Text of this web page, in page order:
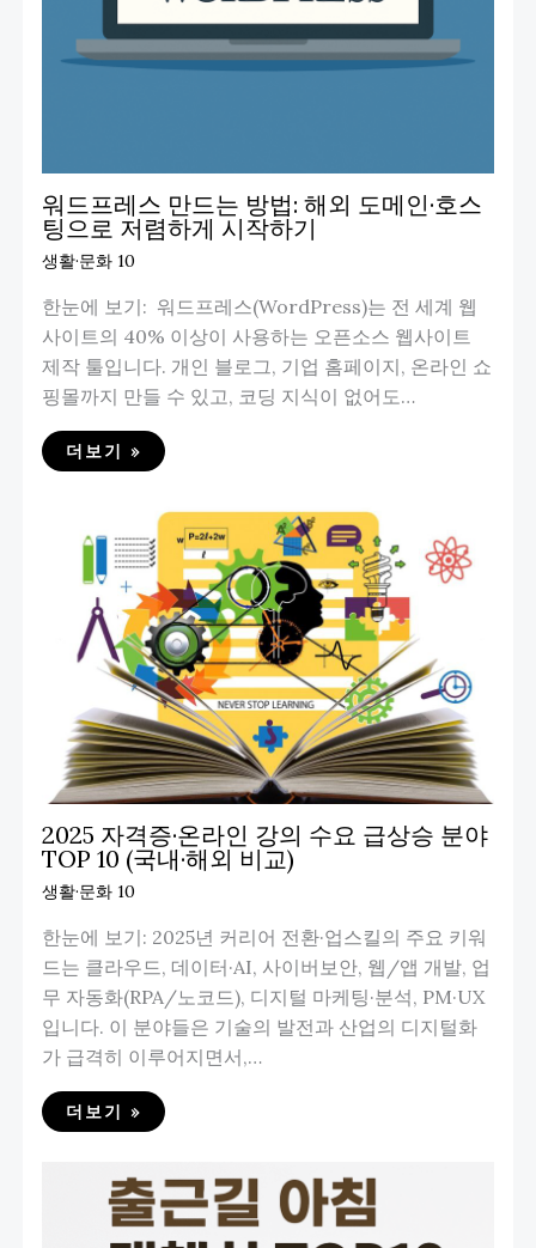
워드프레스 만드는 방법: 해외 도메인·호스
팅으로 저렴하게 시작하기
생활·문화 10
한눈에 보기: 워드프레스(WordPress)는 전 세계 웹
사이트의 40% 이상이 사용하는 오픈소스 웹사이트
제작 툴입니다. 개인 블로그, 기업 홈페이지, 온라인 쇼
핑몰까지 만들 수 있고, 코딩 지식이 없어도…
더보기 »
2025 자격증·온라인 강의 수요 급상승 분야
TOP 10 (국내·해외 비교)
생활·문화 10
한눈에 보기: 2025년 커리어 전환·업스킬의 주요 키워
드는 클라우드, 데이터·AI, 사이버보안, 웹/앱 개발, 업
무 자동화(RPA/노코드), 디지털 마케팅·분석, PM·UX
입니다. 이 분야들은 기술의 발전과 산업의 디지털화
가 급격히 이루어지면서,…
더보기 »